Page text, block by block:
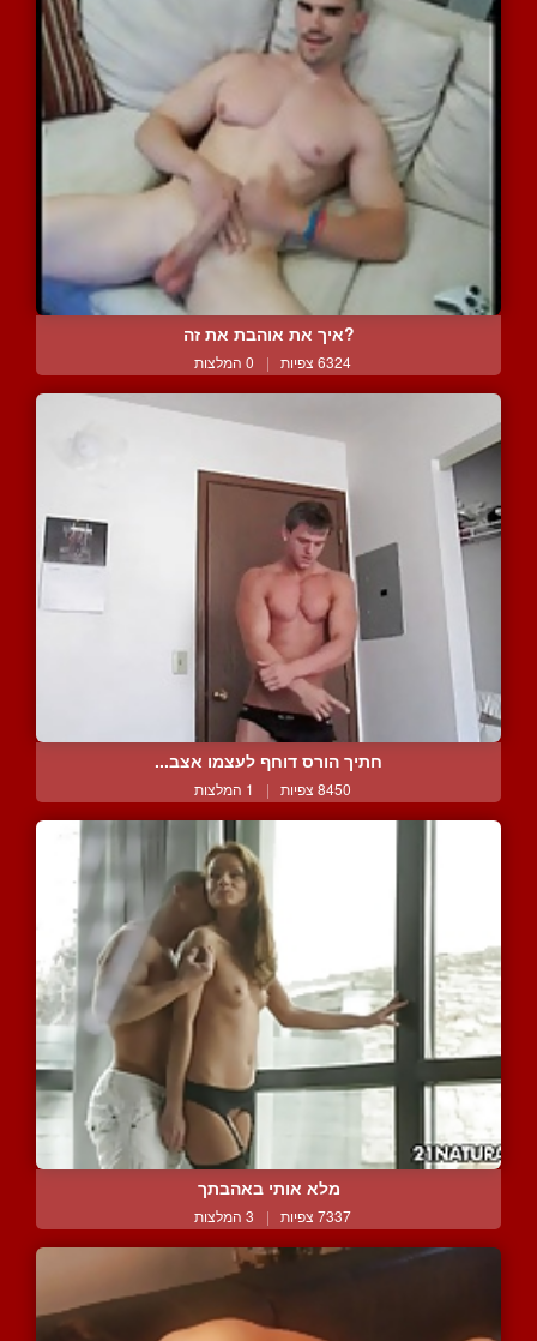
?איך את אוהבת את זה
6324 צפיות | 0 המלצות
חתיך הורס דוחף לעצמו אצב...
8450 צפיות | 1 המלצות
מלא אותי באהבתך
7337 צפיות | 3 המלצות